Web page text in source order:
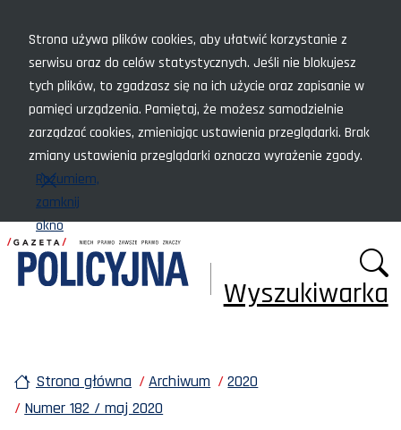
Strona używa plików cookies, aby ułatwić korzystanie z
serwisu oraz do celów statystycznych. Jeśli nie blokujesz
tych plików, to zgadzasz się na ich użycie oraz zapisanie w
pamięci urządzenia. Pamiętaj, że możesz samodzielnie
zarządzać cookies, zmieniając ustawienia przeglądarki. Brak
zmiany ustawienia przeglądarki oznacza wyrażenie zgody.
Rozumiem,
zamknij
okno
Wyszukiwarka
Strona główna Archiwum
2020
Numer 182 / maj 2020